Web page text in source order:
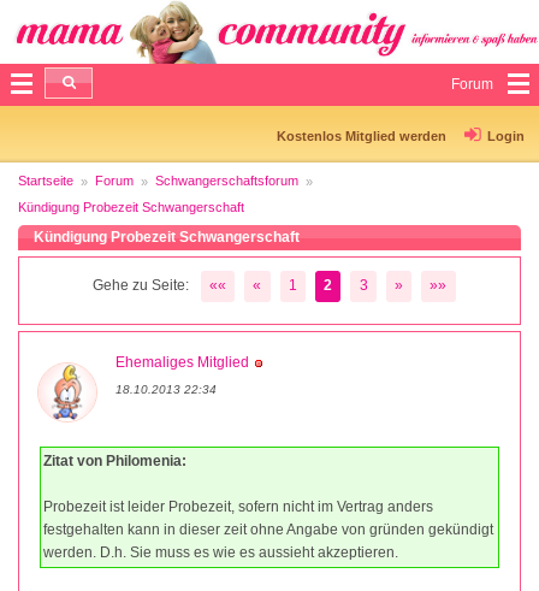
Forum
Kostenlos Mitglied werden Login
Startseite Forum
Schwangerschaftsforum
Kündigung Probezeit Schwangerschaft
Kündigung Probezeit Schwangerschaft
Gehe zu Seite: «« « 1 2 3 » »»
Ehemaliges Mitglied
18.10.2013 22:34
Zitat von Philomenia:
Probezeit ist leider Probezeit, sofern nicht im Vertrag anders
festgehalten kann in dieser zeit ohne Angabe von gründen gekündigt
werden. D.h. Sie muss es wie es aussieht akzeptieren.